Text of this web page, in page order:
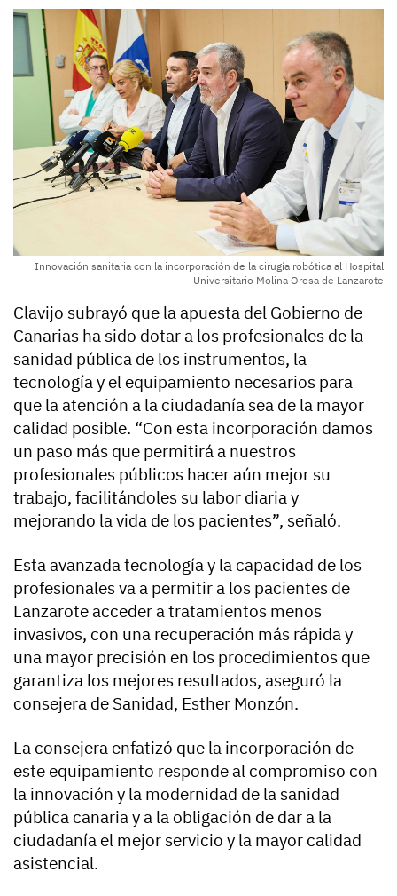
Innovación sanitaria con la incorporación de la cirugía robótica al Hospital
Universitario Molina Orosa de Lanzarote
Clavijo subrayó que la apuesta del Gobierno de
Canarias ha sido dotar a los profesionales de la
sanidad pública de los instrumentos, la
tecnología y el equipamiento necesarios para
que la atención a la ciudadanía sea de la mayor
calidad posible. “Con esta incorporación damos
un paso más que permitirá a nuestros
profesionales públicos hacer aún mejor su
trabajo, facilitándoles su labor diaria y
mejorando la vida de los pacientes”, señaló.
Esta avanzada tecnología y la capacidad de los
profesionales va a permitir a los pacientes de
Lanzarote acceder a tratamientos menos
invasivos, con una recuperación más rápida y
una mayor precisión en los procedimientos que
garantiza los mejores resultados, aseguró la
consejera de Sanidad, Esther Monzón.
La consejera enfatizó que la incorporación de
este equipamiento responde al compromiso con
la innovación y la modernidad de la sanidad
pública canaria y a la obligación de dar a la
ciudadanía el mejor servicio y la mayor calidad
asistencial.